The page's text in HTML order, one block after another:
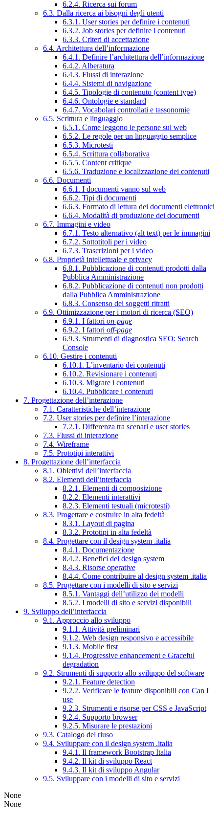
6.2.4. Ricerca sui forum
6.3. Dalla ricerca ai bisogni degli utenti
6.3.1. User stories per definire i contenuti
6.3.2. Job stories per definire i contenuti
6.3.3. Criteri di accettazione
6.4. Architettura dell’informazione
6.4.1. Definire l’architettura dell’informazione
6.4.2. Alberatura
6.4.3. Flussi di interazione
6.4.4. Sistemi di navigazione
6.4.5. Tipologie di contenuto (content type)
6.4.6. Ontologie e standard
6.4.7. Vocabolari controllati e tassonomie
6.5. Scrittura e linguaggio
6.5.1. Come leggono le persone sul web
6.5.2. Le regole per un linguaggio semplice
6.5.3. Microtesti
6.5.4. Scrittura collaborativa
6.5.5. Content critique
6.5.6. Traduzione e localizzazione dei contenuti
6.6. Documenti
6.6.1. I documenti vanno sul web
6.6.2. Tipi di documenti
6.6.3. Formato di lettura dei documenti elettronici
6.6.4. Modalità di produzione dei documenti
6.7. Immagini e video
6.7.1. Testo alternativo (alt text) per le immagini
6.7.2. Sottotitoli per i video
6.7.3. Trascrizioni per i video
6.8. Proprietà intellettuale e privacy
6.8.1. Pubblicazione di contenuti prodotti dalla
Pubblica Amministrazione
6.8.2. Pubblicazione di contenuti non prodotti
dalla Pubblica Amministrazione
6.8.3. Consenso dei soggetti ritratti
6.9. Ottimizzazione per i motori di ricerca (SEO)
6.9.1. I fattori on-page
6.9.2. I fattori off-page
6.9.3. Strumenti di diagnostica SEO: Search
Console
6.10. Gestire i contenuti
6.10.1. L’inventario dei contenuti
6.10.2. Revisionare i contenuti
6.10.3. Migrare i contenuti
6.10.4. Pubblicare i contenuti
7. Progettazione dell’interazione
7.1. Caratteristiche dell’interazione
7.2. User stories per definire l’interazione
7.2.1. Differenza tra scenari e user stories
7.3. Flussi di interazione
7.4. Wireframe
7.5. Prototipi interattivi
8. Progettazione dell’interfaccia
8.1. Obiettivi dell’interfaccia
8.2. Elementi dell’interfaccia
8.2.1. Elementi di composizione
8.2.2. Elementi interattivi
8.2.3. Elementi testuali (microtesti)
8.3. Progettare e costruire in alta fedeltà
8.3.1. Layout di pagina
8.3.2. Prototipi in alta fedeltà
8.4. Progettare con il design system .italia
8.4.1. Documentazione
8.4.2. Benefici del design system
8.4.3. Risorse operative
8.4.4. Come contribuire al design system .italia
8.5. Progettare con i modelli di sito e servizi
8.5.1. Vantaggi dell’utilizzo dei modelli
8.5.2. I modelli di sito e servizi disponibili
9. Sviluppo dell’interfaccia
9.1. Approccio allo sviluppo
9.1.1. Attività preliminari
9.1.2. Web design responsivo e accessibile
9.1.3. Mobile first
9.1.4. Progressive enhancement e Graceful
degradation
9.2. Strumenti di supporto allo sviluppo del software
9.2.1. Feature detection
9.2.2. Verificare le feature disponibili con Can I
use
9.2.3. Strumenti e risorse per CSS e JavaScript
9.2.4. Supporto browser
9.2.5. Misurare le prestazioni
9.3. Catalogo del riuso
9.4. Sviluppare con il design system .italia
9.4.1. Il framework Bootstrap Italia
9.4.2. Il kit di sviluppo React
9.4.3. Il kit di sviluppo Angular
9.5. Sviluppare con i modelli di sito e servizi
None
None